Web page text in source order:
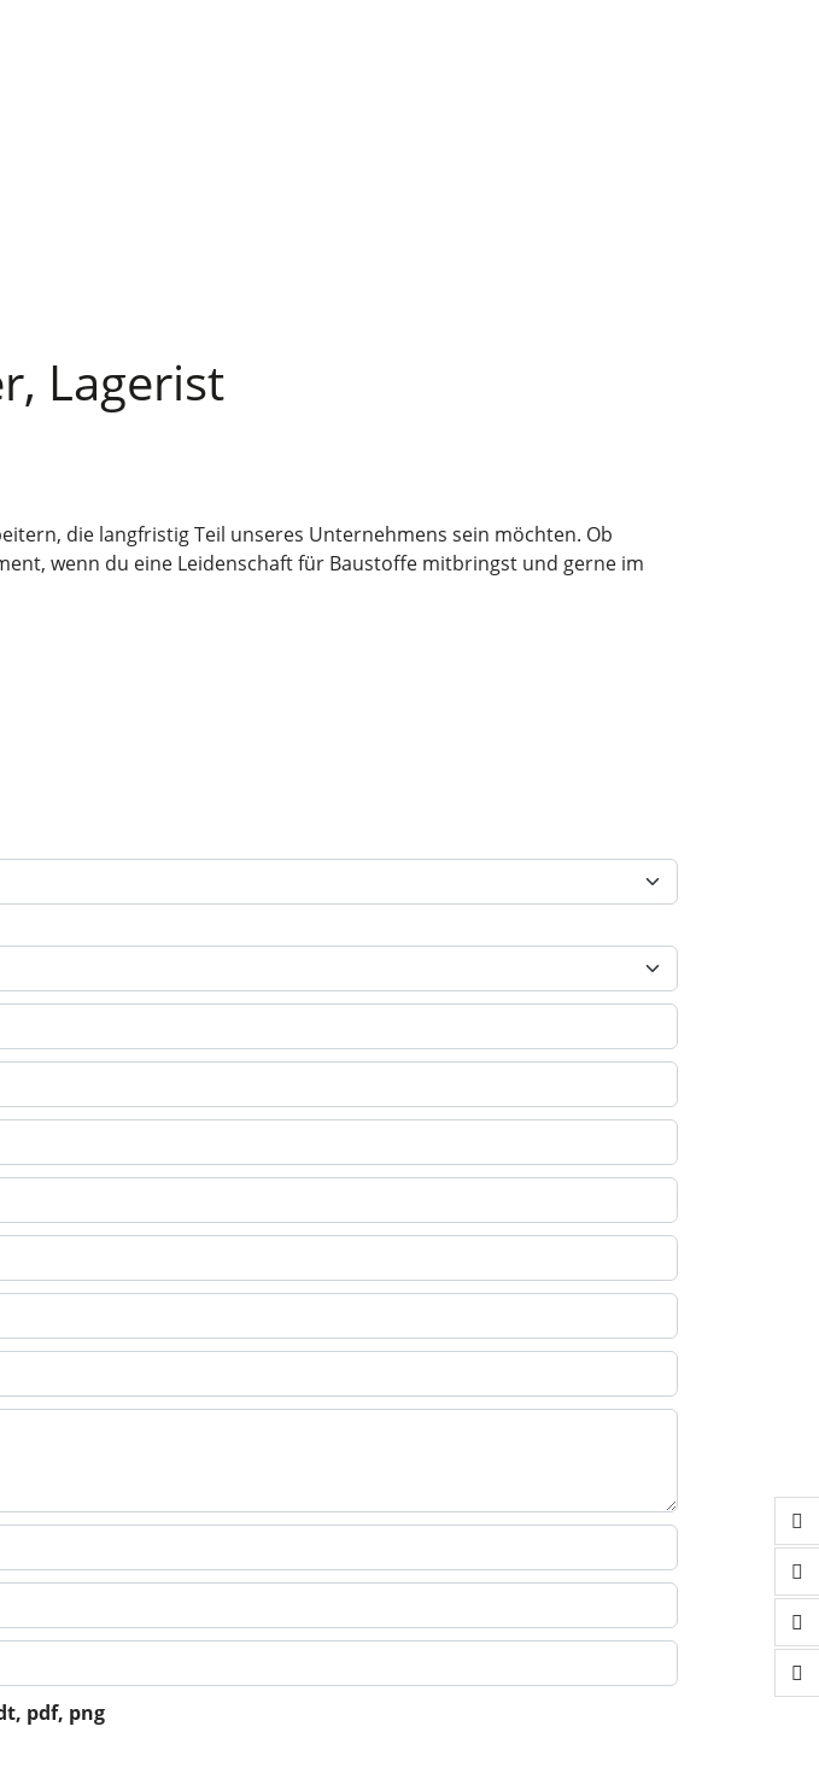
Lagerist
die langfristig Teil unseres Unternehmens sein möchten. Ob
wenn du eine Leidenschaft für Baustoffe mitbringst und gerne im
pdf, png